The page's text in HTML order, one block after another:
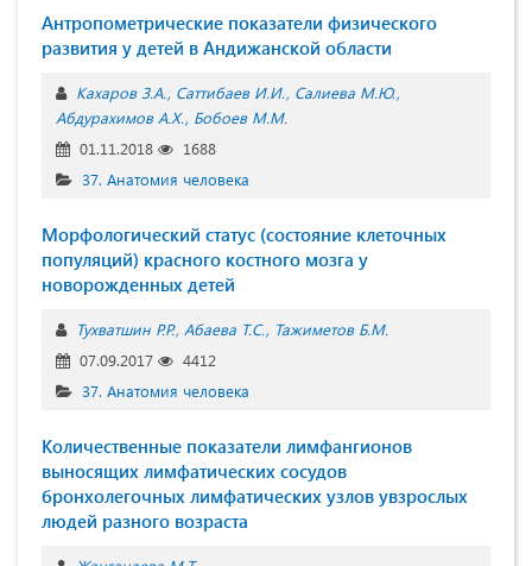
Антропометрические показатели физического
развития у детей в Андижанской области
Кахаров З.А. Саттибаев И.И. Салиева М.Ю.
Абдурахимов А.Х. Бобоев М.М.
01.11.2018
1688
37. Анатомия человека
Морфологический статус (состояние клеточных
популяций) красного костного мозга у
новорожденных детей
Тухватшин Р.Р. Абаева Т.С.
Тажиметов Б.М.
07.09.2017
4412
37. Анатомия человека
Количественные показатели лимфангионов
выносящих лимфатических сосудов
бронхолегочных лимфатических узлов увзрослых
людей разного возраста